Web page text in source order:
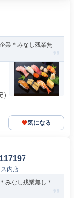
業＊みなし残業無
気になる
内店
みなし残業無し＊